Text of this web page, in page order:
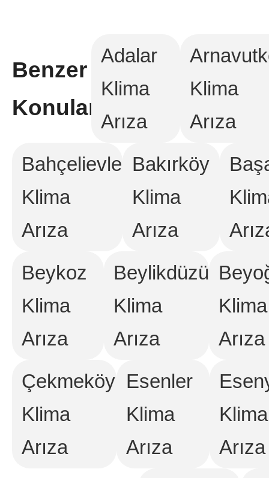
Benzer
Konular:
Adalar
Klima
Arıza
Klima
Arıza
Bahçelievler
Klima
Arıza
Bakırköy
Klima
Arıza
Beykoz
Klima
Arıza
Beylikdüzü
Klima
Arıza
Klima
Arıza
Çekmeköy
Klima
Arıza
Esenler
Klima
Arıza
Klima
Arıza